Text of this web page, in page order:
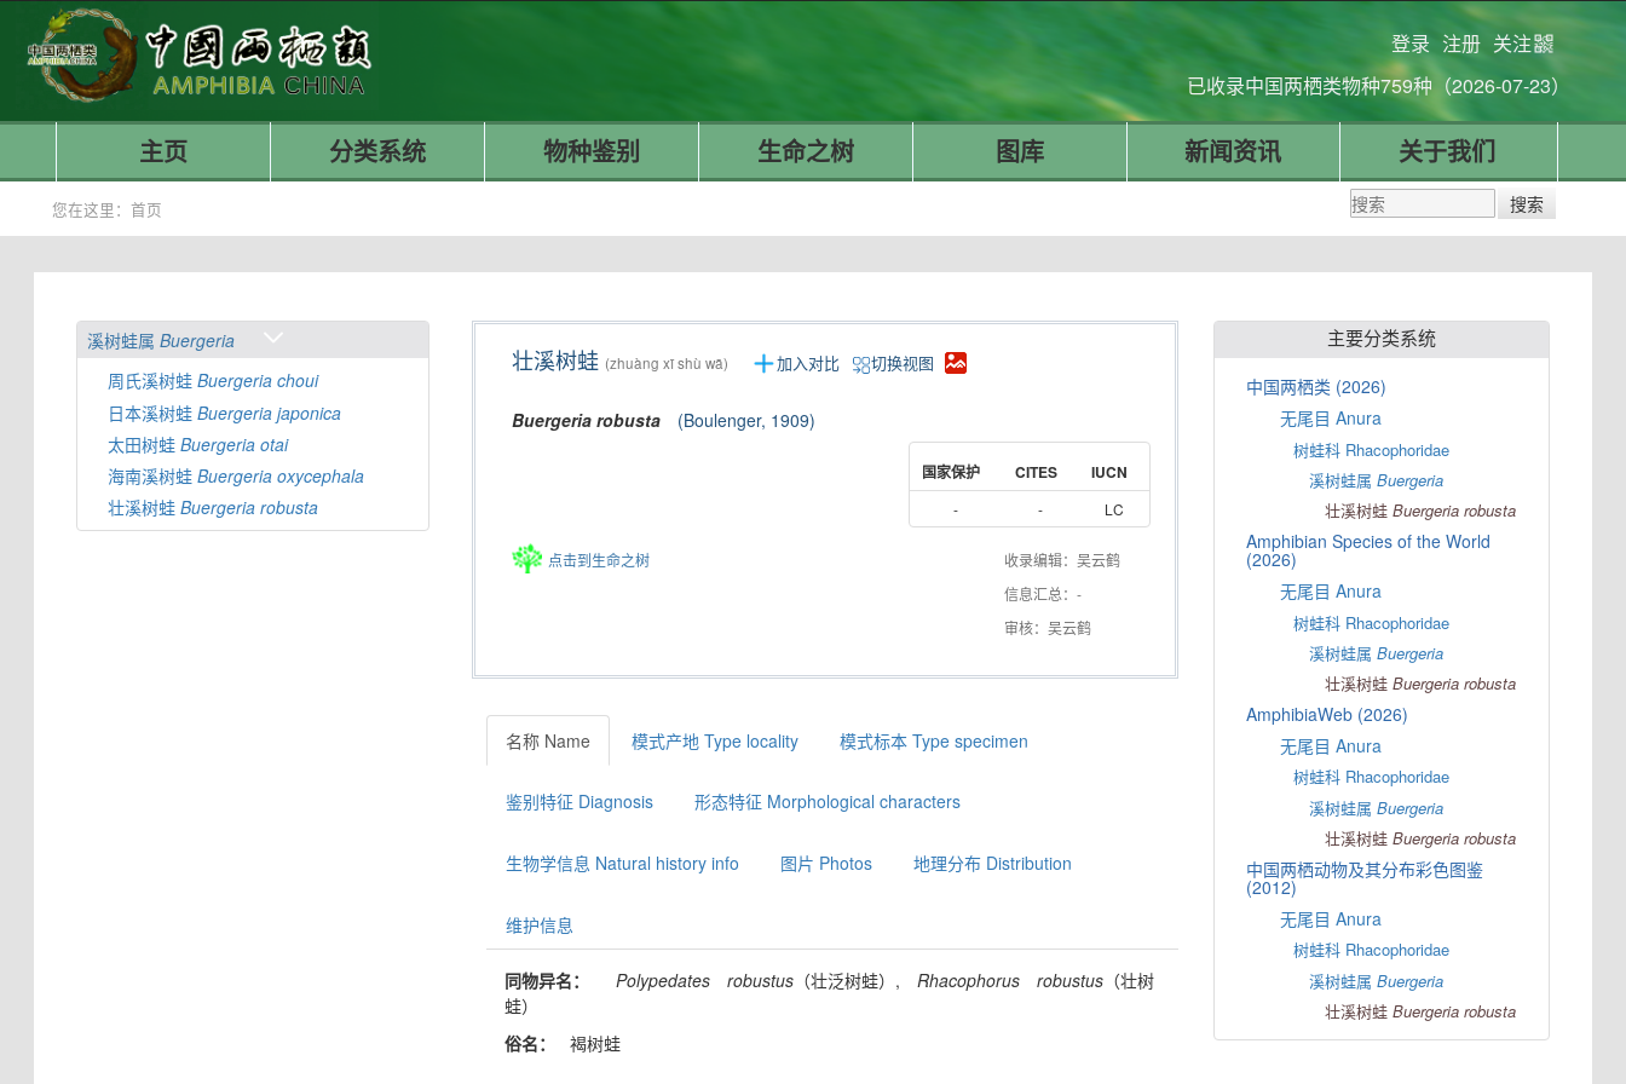
登录 注册 关注
已收录中国两栖类物种759种（2026-07-23）
主页 分类系统 物种鉴别 生命之树 图库 新闻资讯 关于我们
您在这里：首页
溪树蛙属Buergeria
周氏溪树蛙Buergeria choui
日本溪树蛙Buergeria japonica
太田树蛙Buergeria otai
海南溪树蛙Buergeria oxycephala
壮溪树蛙Buergeria robusta
壮溪树蛙 (zhuàng xī shù wā) 加入对比 切换视图
Buergeria robusta (Boulenger, 1909)
国家保护 CITES IUCN
- - LC
点击到生命之树
收录编辑：吴云鹤
信息汇总：-
审核：吴云鹤
名称 Name 模式产地 Type locality 模式标本 Type specimen
鉴别特征 Diagnosis 形态特征 Morphological characters
生物学信息 Natural history info 图片 Photos 地理分布 Distribution
维护信息
同物异名： Polypedates robustus （壮泛树蛙）, Rhacophorus robustus （壮树
蛙）
俗名：
褐树蛙
主要分类系统
中国两栖类 (2026)
无尾目 Anura
树蛙科 Rhacophoridae
溪树蛙属Buergeria
壮溪树蛙Buergeria robusta
Amphibian Species of the World
(2026)
无尾目 Anura
树蛙科 Rhacophoridae
溪树蛙属Buergeria
壮溪树蛙Buergeria robusta
AmphibiaWeb (2026)
无尾目 Anura
树蛙科 Rhacophoridae
溪树蛙属Buergeria
壮溪树蛙Buergeria robusta
中国两栖动物及其分布彩色图鉴
(2012)
无尾目 Anura
树蛙科 Rhacophoridae
溪树蛙属Buergeria
壮溪树蛙Buergeria robusta